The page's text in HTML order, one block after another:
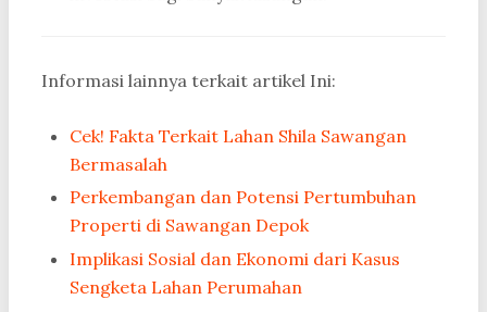
Informasi lainnya terkait artikel Ini:
Cek! Fakta Terkait Lahan Shila Sawangan
Bermasalah
Perkembangan dan Potensi Pertumbuhan
Properti di Sawangan Depok
Implikasi Sosial dan Ekonomi dari Kasus
Sengketa Lahan Perumahan